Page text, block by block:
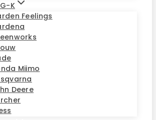
K
Feelings
Miimo
Deere